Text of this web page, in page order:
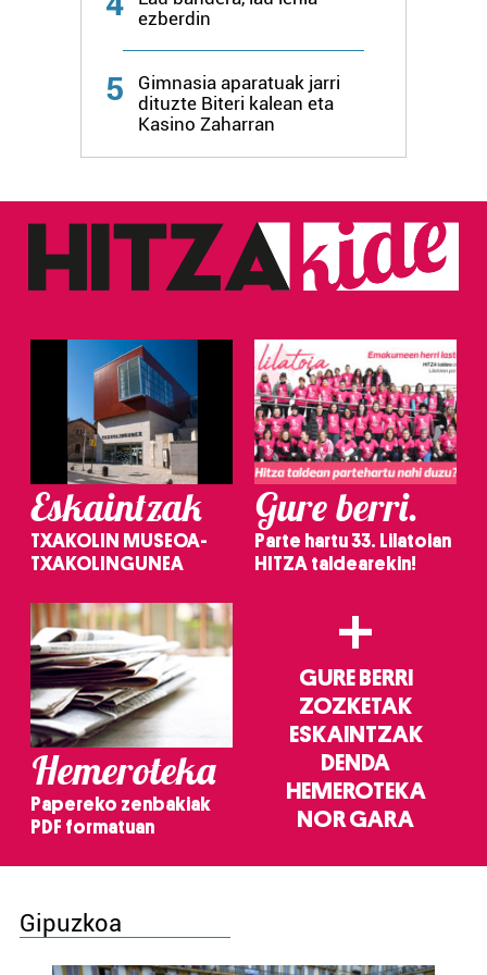
ezberdin
5
Gimnasia aparatuak jarri
dituzte Biteri kalean eta
Kasino Zaharran
Eskaintzak
TXAKOLIN MUSEOA-
TXAKOLINGUNEA
Gure berri.
Parte hartu 33. Lilatoian
HITZA taldearekin!
Hemeroteka
Papereko zenbakiak
PDF formatuan
+
GURE BERRI
ZOZKETAK
ESKAINTZAK
DENDA
HEMEROTEKA
NOR GARA
Gipuzkoa